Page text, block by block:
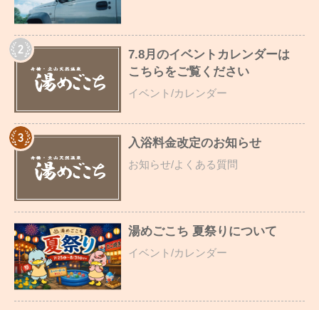
7.8月のイベントカレンダーは
こちらをご覧ください
イベント/カレンダー
入浴料金改定のお知らせ
お知らせ/よくある質問
湯めごこち 夏祭りについて
イベント/カレンダー